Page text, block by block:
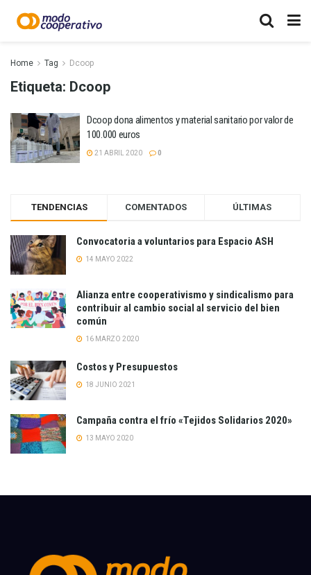
Home Tag Dcoop
Etiqueta: Dcoop
Dcoop dona alimentos y material sanitario por valor de
100.000 euros
21 ABRIL 2020 0
TENDENCIAS COMENTADOS ÚLTIMAS
Convocatoria a voluntarios para Espacio ASH
14 MAYO 2022
Alianza entre cooperativismo y sindicalismo para
contribuir al cambio social al servicio del bien
común
16 MARZO 2020
Costos y Presupuestos
18 JUNIO 2021
Campaña contra el frío «Tejidos Solidarios 2020»
13 MAYO 2020